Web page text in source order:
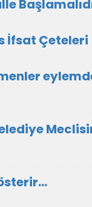
İfsat Çeteleri